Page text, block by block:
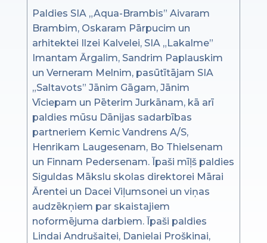
Paldies SIA „Aqua-Brambis” Aivaram
Brambim, Oskaram Pārpucim un
arhitektei Ilzei Kalvelei, SIA „Lakalme”
Imantam Ārgalim, Sandrim Paplauskim
un Verneram Melnim, pasūtītājam SIA
„Saltavots” Jānim Gāgam, Jānim
Vīciepam un Pēterim Jurkānam, kā arī
paldies mūsu Dānijas sadarbības
partneriem Kemic Vandrens A/S,
Henrikam Laugesenam, Bo Thielsenam
un Finnam Pedersenam. Īpaši mīļš paldies
Siguldas Mākslu skolas direktorei Mārai
Ārentei un Dacei Viļumsonei un viņas
audzēkņiem par skaistajiem
noformējuma darbiem. Īpaši paldies
Lindai Andrušaitei, Danielai Proškinai,